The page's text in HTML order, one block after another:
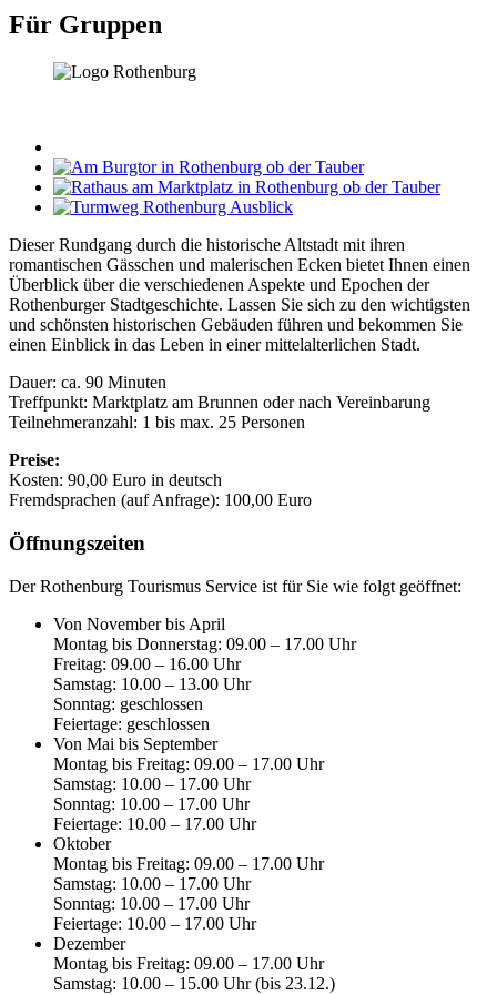
Für Gruppen
Dieser Rundgang durch die historische Altstadt mit ihren
romantischen Gässchen und malerischen Ecken bietet Ihnen einen
Überblick über die verschiedenen Aspekte und Epochen der
Rothenburger Stadtgeschichte. Lassen Sie sich zu den wichtigsten
und schönsten historischen Gebäuden führen und bekommen Sie
einen Einblick in das Leben in einer mittelalterlichen Stadt.
Dauer: ca. 90 Minuten
Treffpunkt: Marktplatz am Brunnen oder nach Vereinbarung
Teilnehmeranzahl: 1 bis max. 25 Personen
Preise:
Kosten: 90,00 Euro in deutsch
Fremdsprachen (auf Anfrage): 100,00 Euro
Öffnungszeiten
Der Rothenburg Tourismus Service ist für Sie wie folgt geöffnet:
Von November bis April
Montag bis Donnerstag: 09.00 – 17.00 Uhr
Freitag: 09.00 – 16.00 Uhr
Samstag: 10.00 – 13.00 Uhr
Sonntag: geschlossen
Feiertage: geschlossen
Von Mai bis September
Montag bis Freitag: 09.00 – 17.00 Uhr
Samstag: 10.00 – 17.00 Uhr
Sonntag: 10.00 – 17.00 Uhr
Feiertage: 10.00 – 17.00 Uhr
Oktober
Montag bis Freitag: 09.00 – 17.00 Uhr
Samstag: 10.00 – 17.00 Uhr
Sonntag: 10.00 – 17.00 Uhr
Feiertage: 10.00 – 17.00 Uhr
Dezember
Montag bis Freitag: 09.00 – 17.00 Uhr
Samstag: 10.00 – 15.00 Uhr (bis 23.12.)